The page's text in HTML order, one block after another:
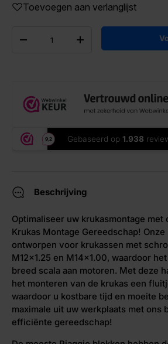
Toevoegen aan verlanglijst
-
+
Beschrijving
Optimaliseer uw krukasmontage met
Krukas Montage Gereedschap!
ontworpen voor krukassen met
M12x1.25 en M14x1.00, waardoor
breed scala aan motoren. Met deze
het monteren van de krukas een
waardoor u kostbare tijd en moeite
maximale uit uw werkplaats met ons
efficiënte gereedschap!